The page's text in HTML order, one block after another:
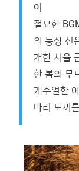
어
절묘한
의 등장 신
개한 서울
한 봄의 무
캐주얼한
마리 토끼